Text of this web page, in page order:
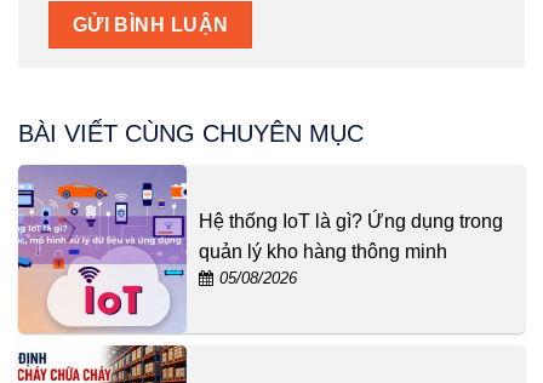
BÀI VIẾT CÙNG CHUYÊN MỤC
Hệ thống IoT là gì? Ứng dụng trong
quản lý kho hàng thông minh
05/08/2026